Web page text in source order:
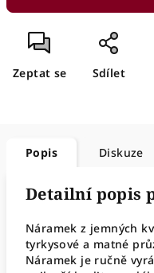
Zeptat se Sdílet
Popis Diskuze
Detailní popis
Náramek z jemných
tyrkysové a matné
Náramek je ručně